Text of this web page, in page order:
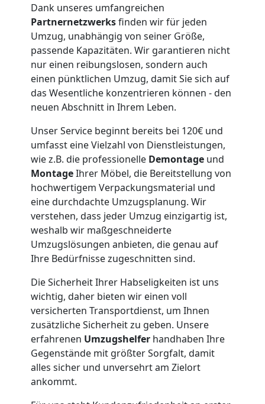
Dank unseres umfangreichen
Partnernetzwerksfinden wir für jeden
Umzug, unabhängig von seiner Größe,
passende Kapazitäten. Wir garantieren nicht
nur einen reibungslosen, sondern auch
einen pünktlichen Umzug, damit Sie sich auf
das Wesentliche konzentrieren können - den
neuen Abschnitt in Ihrem Leben.
Unser Service beginnt bereits bei 120€ und
umfasst eine Vielzahl von Dienstleistungen,
wie z.B. die professionelle Demontage und
MontageIhrer Möbel, die Bereitstellung von
hochwertigem Verpackungsmaterial und
eine durchdachte Umzugsplanung. Wir
verstehen, dass jeder Umzug einzigartig ist,
weshalb wir maßgeschneiderte
Umzugslösungen anbieten, die genau auf
Ihre Bedürfnisse zugeschnitten sind.
Die Sicherheit Ihrer Habseligkeiten ist uns
wichtig, daher bieten wir einen voll
versicherten Transportdienst, um Ihnen
zusätzliche Sicherheit zu geben. Unsere
erfahrenen Umzugshelfer handhaben Ihre
Gegenstände mit größter Sorgfalt, damit
alles sicher und unversehrt am Zielort
ankommt.
Umzugshelfer
Wolfsberg
Möbeltaxi
Wolfsberg
Kleintransport
Wolfsberg
Möbelmontage
Wolfsberg
Möbeltransport
Wolfsberg